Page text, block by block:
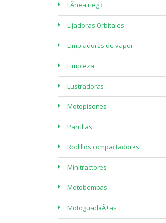
LÃ­nea riego
Lijadoras Orbitales
Limpiadoras de vapor
Limpieza
Lustradoras
Motopisones
Parrillas
Rodillos compactadores
Minitractores
Motobombas
MotoguadaÃ±as